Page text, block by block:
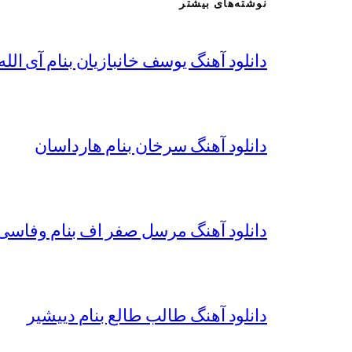
دانلود آهنگ یوسف خانبازیان بنام آی
دانلود آهنگ سرخان بنام هارداسان
دانلود آهنگ مرسل صفر اف بنام
دانلود آهنگ طالب طالع بنام دییشیر